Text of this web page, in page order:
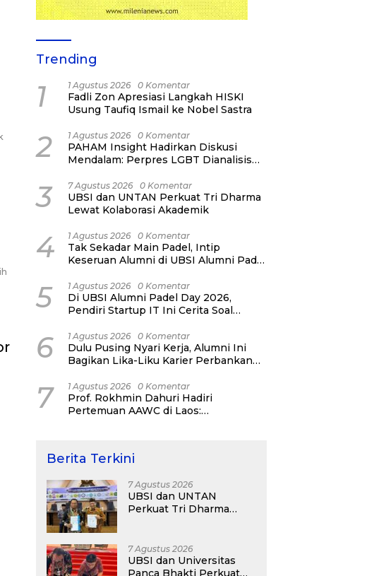
Trending
1 1 Agustus 2026 0 Komentar
Fadli Zon Apresiasi Langkah HISKI
Usung Taufiq Ismail ke Nobel Sastra
2 1 Agustus 2026 0 Komentar
PAHAM Insight Hadirkan Diskusi
Mendalam: Perpres LGBT Dianalisis
Bukan Ancaman Individual
3 7 Agustus 2026 0 Komentar
UBSI dan UNTAN Perkuat Tri Dharma
Lewat Kolaborasi Akademik
4 1 Agustus 2026 0 Komentar
Tak Sekadar Main Padel, Intip
Keseruan Alumni di UBSI Alumni Padel
5 1 Agustus 2026 0 Komentar
Di UBSI Alumni Padel Day 2026,
Pendiri Startup IT Ini Cerita Soal
Network Alumni
6 1 Agustus 2026 0 Komentar
Dulu Pusing Nyari Kerja, Alumni Ini
Bagikan Lika-Liku Karier Perbankan
Day 2026
7 1 Agustus 2026 0 Komentar
Prof. Rokhmin Dahuri Hadiri
Pertemuan AAWC di Laos:
Berita Terkini
7 Agustus 2026
UBSI dan UNTAN
Perkuat Tri Dharma
7 Agustus 2026
UBSI dan Universitas
Panca Bhakti Perkuat